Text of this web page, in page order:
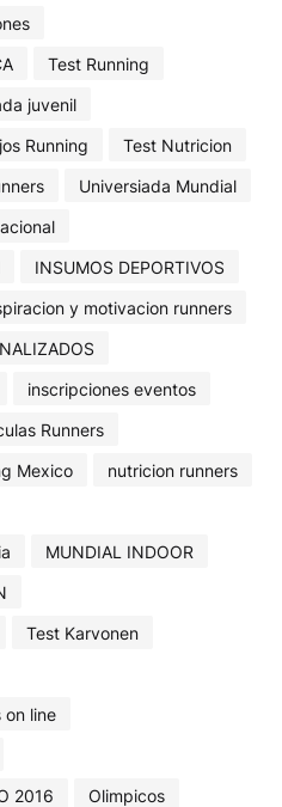
Test Running
juvenil
Running
Test Nutricion
Universiada Mundial
INSUMOS DEPORTIVOS
y motivacion runners
inscripciones eventos
Runners
Mexico
nutricion runners
MUNDIAL INDOOR
Test Karvonen
on line
2016
Olimpicos